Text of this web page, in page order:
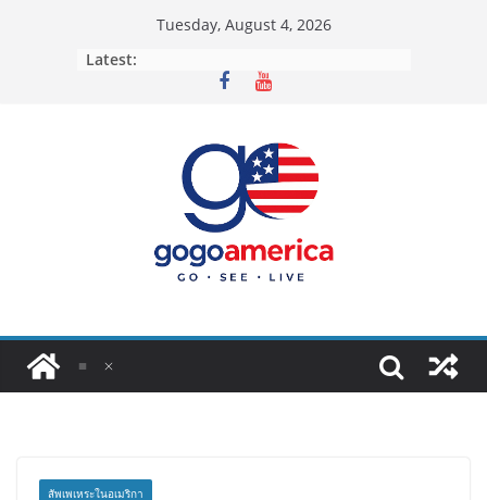
Tuesday, August 4, 2026
Latest:
สัพเพเหระในอเมริกา